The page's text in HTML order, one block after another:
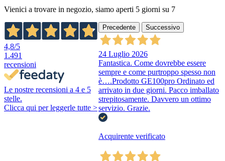
Vienici a trovare in negozio, siamo aperti 5 giorni su 7
4,8/5
1.491
recensioni
Le nostre recensioni a 4 e 5
stelle.
Clicca qui per leggerle tutte >
Precedente Successivo
24 Luglio 2026
Fantastica. Come dovrebbe essere
sempre e come purtroppo spesso non
è….Prodotto GE100pro Ordinato ed
arrivato in due giorni. Pacco imballato
strepitosamente. Davvero un ottimo
servizio. Grazie.
Acquirente verificato